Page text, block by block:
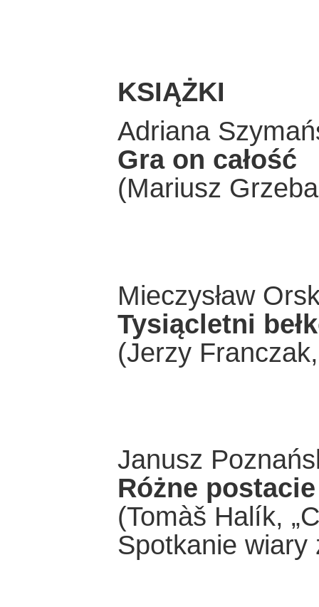
KSIĄŻKI
Adriana
Gra on całość
(Mariusz
Mieczysław
Tysiącletni
(Jerzy
Janusz
Różne
(Tomàš Halík,
Spotkanie wiary